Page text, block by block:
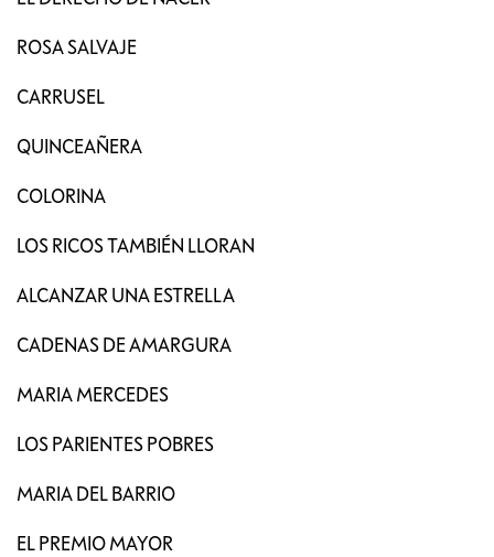
ROSA SALVAJE
CARRUSEL
QUINCEAÑERA
COLORINA
LOS RICOS TAMBIÉN LLORAN
ALCANZAR UNA ESTRELLA
CADENAS DE AMARGURA
MARIA MERCEDES
LOS PARIENTES POBRES
MARIA DEL BARRIO
EL PREMIO MAYOR